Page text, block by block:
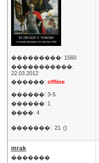
���������: 1560
�����������:
22.03.2012
������: offline
������: 3-5
������: 1
����: 4
�������: 21 ()
mrak
�������